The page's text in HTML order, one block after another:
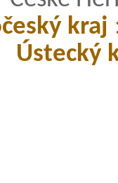
kraj
Ústecký